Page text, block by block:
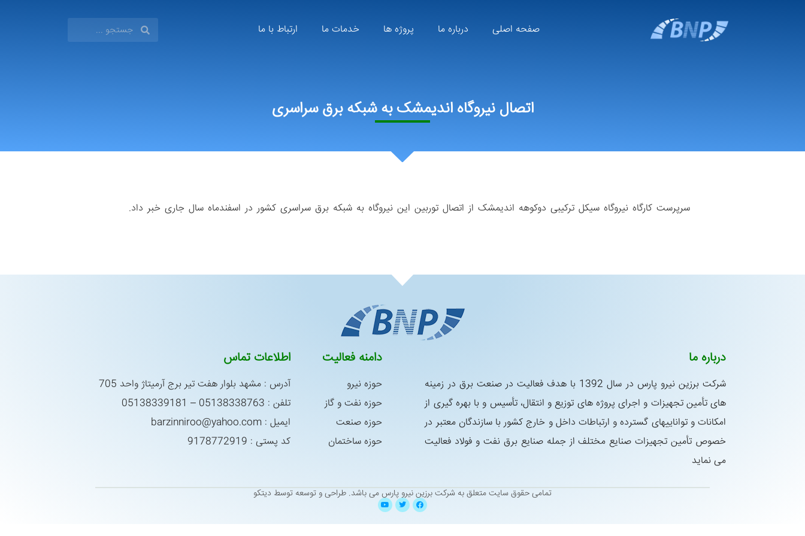
صفحه اصلی درباره ما پروژه ها خدمات ما ارتباط با ما
اتصال نیروگاه اندیمشک به شبکه برق سراسری
سرپرست کارگاه نیروگاه سیکل ترکیبی دوکوهه اندیمشک از اتصال توربین این نیروگاه به شبکه برق سراسری کشور در اسفندماه سال جاری خبر داد.
درباره ما
شركت برزین نیرو پارس در سال 1392 با هدف فعالیت در صنعت برق در زمینه
های تأمین تجهیزات و اجرای پروژه های توزیع و انتقال، تأسیس و با بهره گیری از
امكانات و تواناییهای گسترده و ارتباطات داخل و خارج كشور با سازندگان معتبر در
خصوص تأمین تجهیزات صنایع مختلف از جمله صنایع برق نفت و فولاد فعالیت
می نماید
دامنه فعالیت
حوزه نیرو
حوزه نفت و گاز
حوزه صنعت
حوزه ساختمان
اطلاعات تماس
آدرس : مشهد بلوار هفت تیر برج آرمیتاژ واحد 705
تلفن : 05138338763 – 05138339181
ایمیل : barzinniroo@yahoo.com
کد پستی : 9178772919
تمامی حقوق سایت متعلق به شرکت برزین نیرو پارس می باشد. طراحی و توسعه توسط دیتکو